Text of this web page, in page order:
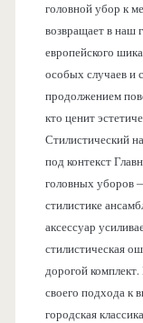
головной убор к
возвращает в наш
европейского
особых случаев и
продолжением
кто ценит
Стилистический
под контекст
головных уборов
стилистике
аксессуар
стилистическая
дорогой
своего подхода к
городская